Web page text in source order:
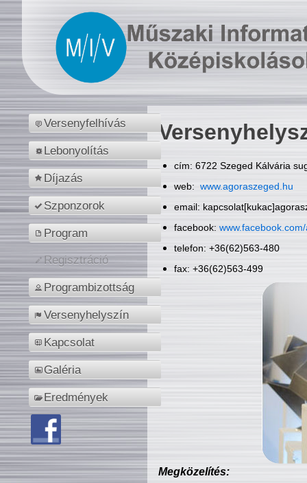
Versenyfelhívás
Lebonyolítás
Díjazás
Szponzorok
Program
Regisztráció
Programbizottság
Versenyhelyszín
Kapcsolat
Galéria
Eredmények
cím: 6722 Szeged Kálvária
web: www.agoraszeged.hu
email:
facebook:
telefon: +36(62)563-480
fax: +36(62)563-499
Megközelítés: